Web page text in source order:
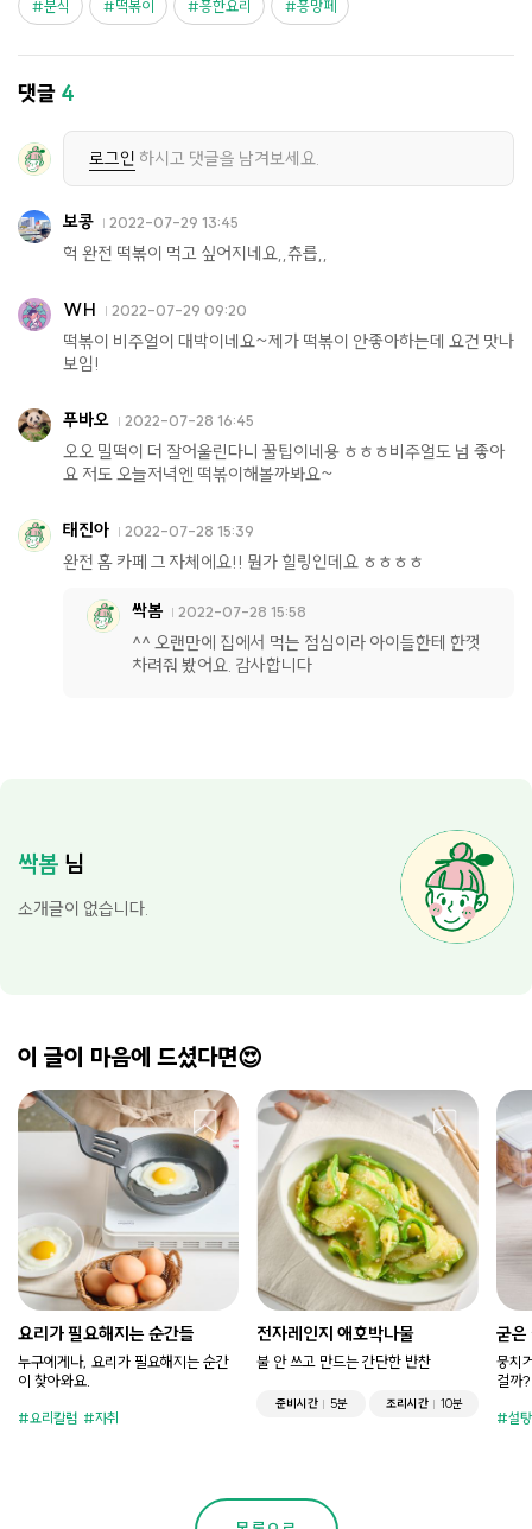
분식 떡볶이 흥한요리 흥망페
댓글 4
로그인 하시고 댓글을 남겨보세요.
보콩 2022-07-29 13:45
헉 완전 떡볶이 먹고 싶어지네요,,츄릅,,
WH 2022-07-29 09:20
떡볶이 비주얼이 대박이네요~제가 떡볶이 안좋아하는데 요건 맛나
보임!
푸바오 2022-07-28 16:45
오오 밀떡이 더 잘어울린다니 꿀팁이네용 ㅎㅎㅎ비주얼도 넘 좋아
요 저도 오늘저녁엔 떡볶이해볼까봐요~
태진아 2022-07-28 15:39
완전 홈 카페 그 자체에요!! 뭔가 힐링인데요 ㅎㅎㅎㅎ
싹봄 2022-07-28 15:58
^^ 오랜만에 집에서 먹는 점심이라 아이들한테 한껏
차려줘 봤어요. 감사합니다
싹봄 님
소개글이 없습니다.
이 글이 마음에 드셨다면😍
요리가 필요해지는 순간들
누구에게나, 요리가 필요해지는 순간
이 찾아와요.
요리칼럼 자취
전자레인지 애호박나물
불 안 쓰고 만드는 간단한 반찬
준비시간 5분 조리시간 10분
굳은
뭉치
걸까?
설탕